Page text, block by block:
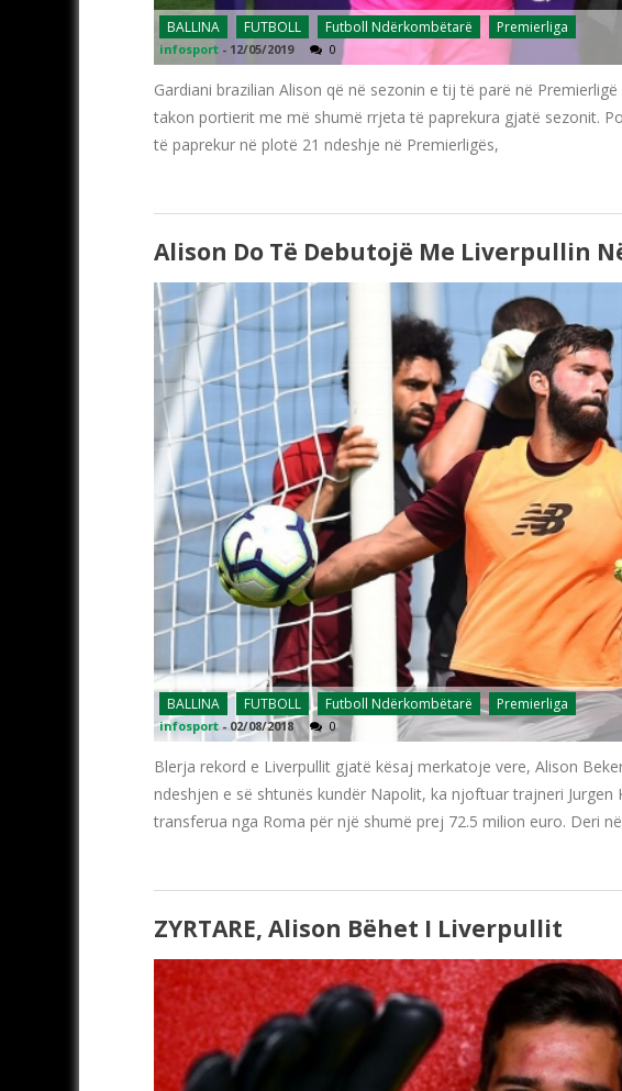
BALLINA FUTBOLL Futboll Ndërkombëtarë Premierliga
infosport - 12/05/2019 0
Gardiani brazilian Alison që në sezonin e tij të parë në
takon portierit me më shumë rrjeta të paprekura gjatë sezonit.
të paprekur në plotë 21 ndeshje në Premierligës,
Alison Do Të Debutojë Me Liverpullin
BALLINA FUTBOLL Futboll Ndërkombëtarë Premierliga
infosport - 02/08/2018 0
Blerja rekord e Liverpullit gjatë kësaj merkatoje vere, Alison
ndeshjen e së shtunës kundër Napolit, ka njoftuar trajneri Jurgen
transferua nga Roma për një shumë prej 72.5 milion euro. Deri
ZYRTARE, Alison Bëhet I Liverpullit